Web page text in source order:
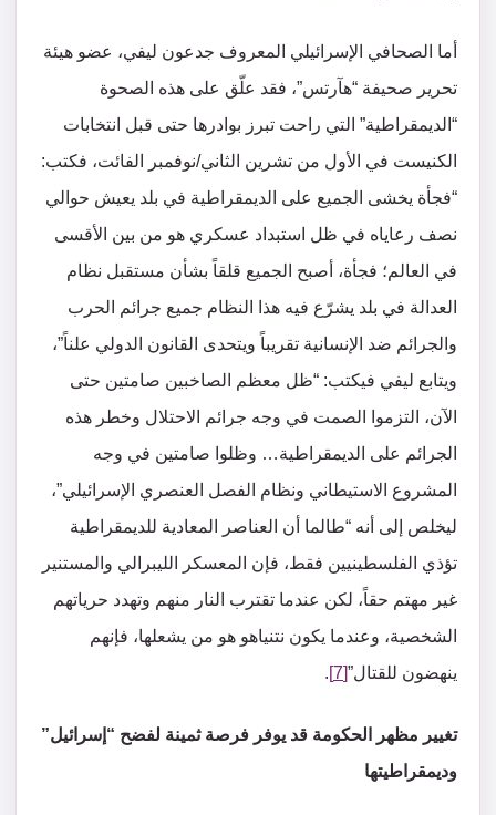
أما الصحافي الإسرائيلي المعروف جدعون ليفي، عضو هيئة
تحرير صحيفة “هآرتس”، فقد علّق على هذه الصحوة
“الديمقراطية” التي راحت تبرز بوادرها حتى قبل انتخابات
الكنيست في الأول من تشرين الثاني/نوفمبر الفائت، فكتب:
“فجأة يخشى الجميع على الديمقراطية في بلد يعيش حوالي
نصف رعاياه في ظل استبداد عسكري هو من بين الأقسى
في العالم؛ فجأة، أصبح الجميع قلقاً بشأن مستقبل نظام
العدالة في بلد يشرّع فيه هذا النظام جميع جرائم الحرب
والجرائم ضد الإنسانية تقريباً ويتحدى القانون الدولي علناً”،
ويتابع ليفي فيكتب: “ظل معظم الصاخبين صامتين حتى
الآن، التزموا الصمت في وجه جرائم الاحتلال وخطر هذه
الجرائم على الديمقراطية… وظلوا صامتين في وجه
المشروع الاستيطاني ونظام الفصل العنصري الإسرائيلي”،
ليخلص إلى أنه “طالما أن العناصر المعادية للديمقراطية
تؤذي الفلسطينيين فقط، فإن المعسكر الليبرالي والمستنير
غير مهتم حقاً، لكن عندما تقترب النار منهم وتهدد حرياتهم
الشخصية، وعندما يكون نتنياهو هو من يشعلها، فإنهم
ينهضون للقتال”[7]
.
تغيير مظهر الحكومة قد يوفر فرصة ثمينة لفضح “إسرائيل”
وديمقراطيتها